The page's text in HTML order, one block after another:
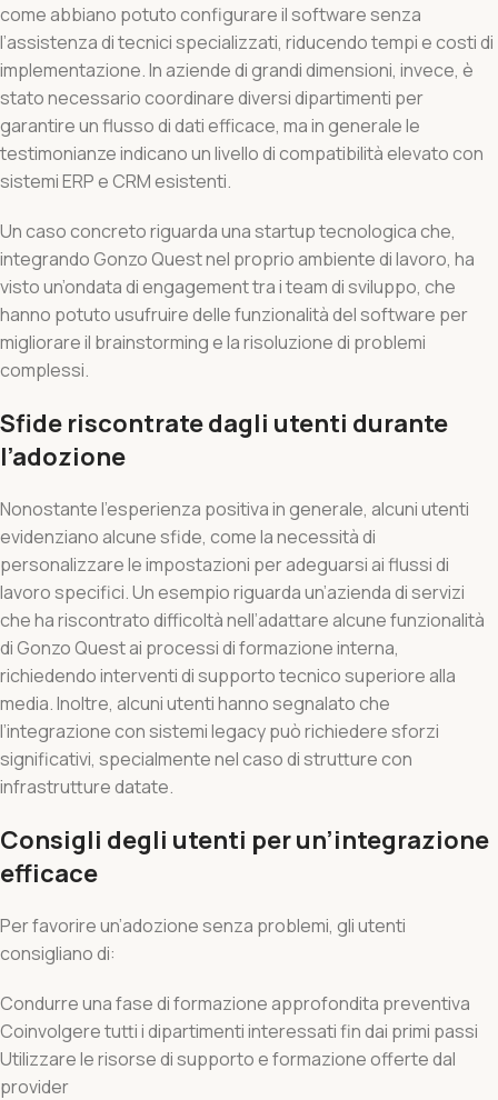
come abbiano potuto configurare il software senza
l’assistenza di tecnici specializzati, riducendo tempi e costi di
implementazione. In aziende di grandi dimensioni, invece, è
stato necessario coordinare diversi dipartimenti per
garantire un flusso di dati efficace, ma in generale le
testimonianze indicano un livello di compatibilità elevato con
sistemi ERP e CRM esistenti.
Un caso concreto riguarda una startup tecnologica che,
integrando Gonzo Quest nel proprio ambiente di lavoro, ha
visto un’ondata di engagement tra i team di sviluppo, che
hanno potuto usufruire delle funzionalità del software per
migliorare il brainstorming e la risoluzione di problemi
complessi.
Sfide riscontrate dagli utenti durante
l’adozione
Nonostante l’esperienza positiva in generale, alcuni utenti
evidenziano alcune sfide, come la necessità di
personalizzare le impostazioni per adeguarsi ai flussi di
lavoro specifici. Un esempio riguarda un’azienda di servizi
che ha riscontrato difficoltà nell’adattare alcune funzionalità
di Gonzo Quest ai processi di formazione interna,
richiedendo interventi di supporto tecnico superiore alla
media. Inoltre, alcuni utenti hanno segnalato che
l’integrazione con sistemi legacy può richiedere sforzi
significativi, specialmente nel caso di strutture con
infrastrutture datate.
Consigli degli utenti per un’integrazione
efficace
Per favorire un’adozione senza problemi, gli utenti
consigliano di:
Condurre una fase di formazione approfondita preventiva
Coinvolgere tutti i dipartimenti interessati fin dai primi passi
Utilizzare le risorse di supporto e formazione offerte dal
provider